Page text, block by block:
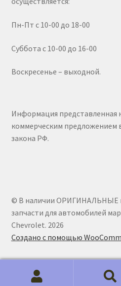
Пн-Пт с 10-00 до 18-00
Суббота с 10-00 до 16-00
Воскресенье – выходной.
Информация представленная
коммерческим предложением
закона РФ.
© В наличии
запчасти для автомобилей
Chevrolet. 2026
Создано с помощью